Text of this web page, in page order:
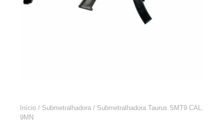
Início / Submetralhadora / Submetralhadora Taurus SMT9 CAL.
9MN